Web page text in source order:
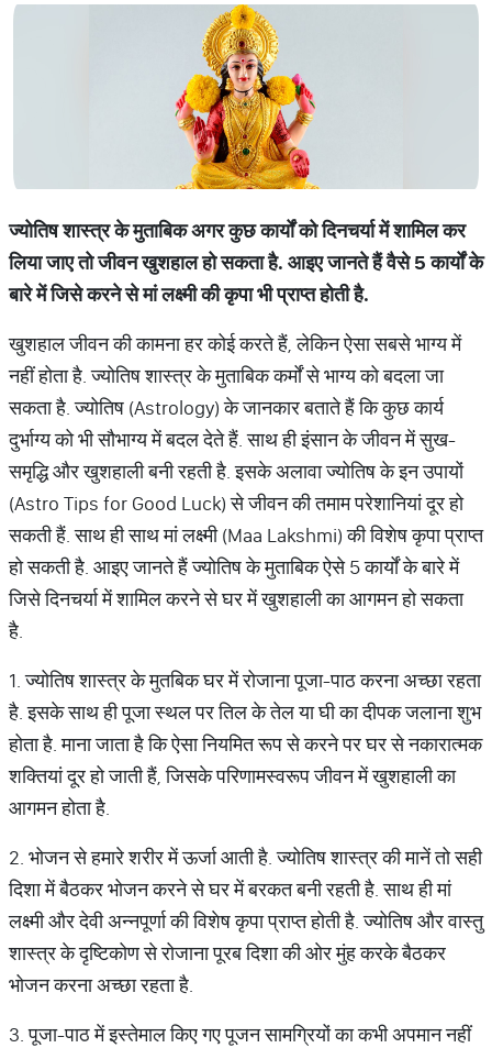
ज्योतिष शास्त्र के मुताबिक अगर कुछ कार्यों को दिनचर्या में शामिल कर
लिया जाए तो जीवन खुशहाल हो सकता है. आइए जानते हैं वैसे 5 कार्यों के
बारे में जिसे करने से मां लक्ष्मी की कृपा भी प्राप्त होती है.
खुशहाल जीवन की कामना हर कोई करते हैं, लेकिन ऐसा सबसे भाग्य में
नहीं होता है. ज्योतिष शास्त्र के मुताबिक कर्मों से भाग्य को बदला जा
सकता है. ज्योतिष (Astrology) के जानकार बताते हैं कि कुछ कार्य
दुर्भाग्य को भी सौभाग्य में बदल देते हैं. साथ ही इंसान के जीवन में सुख-
समृद्धि और खुशहाली बनी रहती है. इसके अलावा ज्योतिष के इन उपायों
(Astro Tips for Good Luck) से जीवन की तमाम परेशानियां दूर हो
सकती हैं. साथ ही साथ मां लक्ष्मी (Maa Lakshmi) की विशेष कृपा प्राप्त
हो सकती है. आइए जानते हैं ज्योतिष के मुताबिक ऐसे 5 कार्यों के बारे में
जिसे दिनचर्या में शामिल करने से घर में खुशहाली का आगमन हो सकता
है.
1. ज्योतिष शास्त्र के मुतबिक घर में रोजाना पूजा-पाठ करना अच्छा रहता
है. इसके साथ ही पूजा स्थल पर तिल के तेल या घी का दीपक जलाना शुभ
होता है. माना जाता है कि ऐसा नियमित रूप से करने पर घर से नकारात्मक
शक्तियां दूर हो जाती हैं, जिसके परिणामस्वरूप जीवन में खुशहाली का
आगमन होता है.
2. भोजन से हमारे शरीर में ऊर्जा आती है. ज्योतिष शास्त्र की मानें तो सही
दिशा में बैठकर भोजन करने से घर में बरकत बनी रहती है. साथ ही मां
लक्ष्मी और देवी अन्नपूर्णा की विशेष कृपा प्राप्त होती है. ज्योतिष और वास्तु
शास्त्र के दृष्टिकोण से रोजाना पूरब दिशा की ओर मुंह करके बैठकर
भोजन करना अच्छा रहता है.
3. पूजा-पाठ में इस्तेमाल किए गए पूजन सामग्रियों का कभी अपमान नहीं